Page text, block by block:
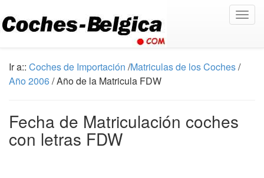
Ir a:: Coches de Importación /Matriculas de los Coches/
Año 2006/ Año de la Matricula FDW
Fecha de Matriculación coches
con letras FDW